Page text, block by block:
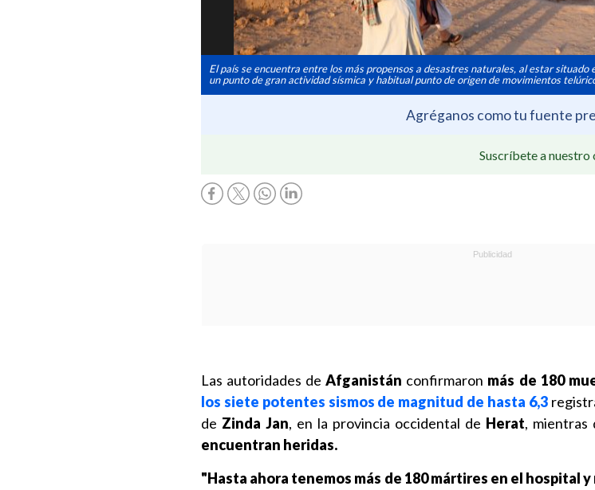
El país se encuentra entre los más propensos a desastres naturales, al estar situado
un punto de gran actividad sísmica y habitual punto de origen de movimientos
Agréganos como tu fuente
Suscríbete a nuestro
Las autoridades deAfganistán confirmaron más de 180
los siete potentes sismos de magnitud de hasta 6,3
de Zinda Jan, en la provincia occidental de Herat, mientras
encuentran heridas.
"Hasta ahora tenemos más de 180 mártires en el hospital y